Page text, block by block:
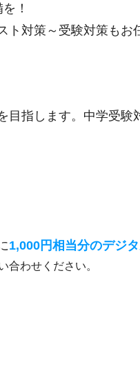
！
ト対策～受験対策もお
指します。中学受験
1,000円相当分のデジ
わせください。